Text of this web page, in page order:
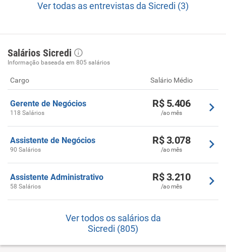
Ver todas as entrevistas da Sicredi (3)
Salários Sicredi
Informação baseada em 805 salários
Cargo Salário Médio
Gerente de Negócios
118 Salários
R$ 5.406
/ao mês
Assistente de Negócios
90 Salários
R$ 3.078
/ao mês
Assistente Administrativo
58 Salários
R$ 3.210
/ao mês
Ver todos os salários da
Sicredi (805)